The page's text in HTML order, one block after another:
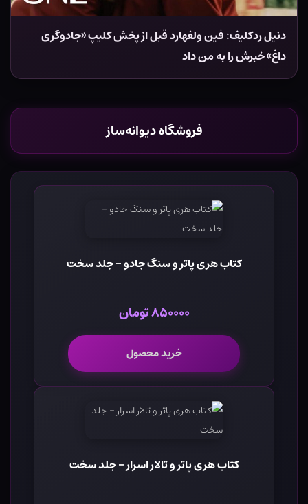
دنیل ردکلیف: فین ولفهارد قبل از پخش کلیپ «جادوگری
داغ» خبرش را به من داد
فروشگاه دیوانه‌ساز
کتاب هری پاتر و سنگ جادو - جلد سخت
۸۵۰۰۰۰ تومان
خرید محصول
کتاب هری پاتر و تالار اسرار - جلد سخت